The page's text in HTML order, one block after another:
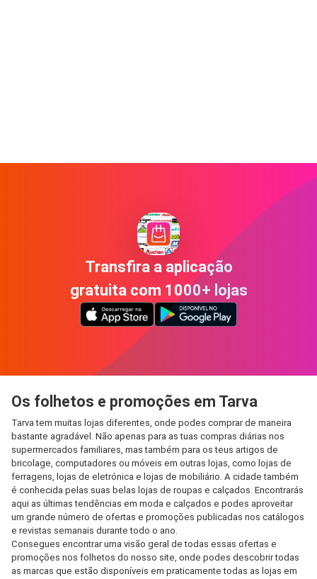
Transfira a aplicação
gratuita com 1000+ lojas
Os folhetos e promoções em Tarva
Tarva tem muitas lojas diferentes, onde podes comprar de maneira
bastante agradável. Não apenas para as tuas compras diárias nos
supermercados familiares, mas também para os teus artigos de
bricolage, computadores ou móveis em outras lojas, como lojas de
ferragens, lojas de eletrónica e lojas de mobiliário. A cidade também
é conhecida pelas suas belas lojas de roupas e calçados. Encontrarás
aqui as últimas tendências em moda e calçados e podes aproveitar
um grande número de ofertas e promoções publicadas nos catálogos
e revistas semanais durante todo o ano.
Consegues encontrar uma visão geral de todas essas ofertas e
promoções nos folhetos do nosso site, onde podes descobrir todas
as marcas que estão disponíveis em praticamente todas as lojas em